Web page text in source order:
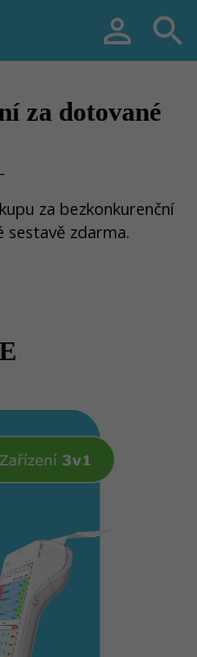
 
za dotované
za bezkonkurenční
sestavě zdarma.